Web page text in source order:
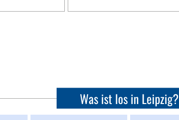
Was ist los in Leipzig?